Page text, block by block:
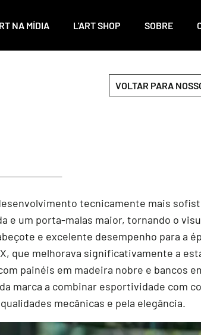
NA MÍDIA L'ART SHOP SOBRE
VOLTAR PARA
tecnicamente mais
e um porta-malas maior, tornando o
e excelente desempenho para a
que melhorava significativamente a
painéis em madeira nobre e bancos
marca a combinar esportividade com
mecânicas e pela elegância.